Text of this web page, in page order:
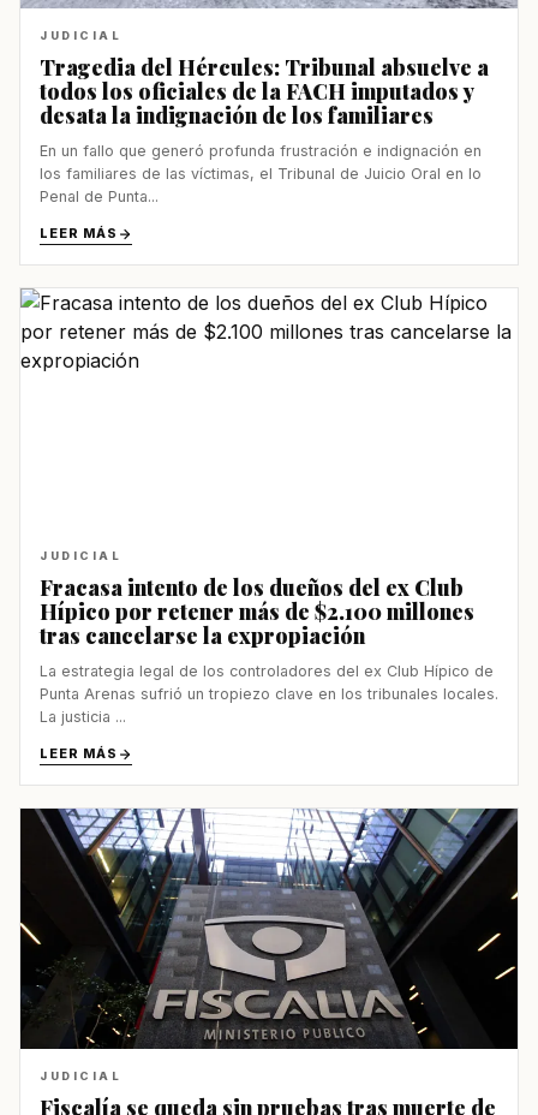
JUDICIAL
Tragedia del Hércules: Tribunal absuelve a
todos los oficiales de la FACH imputados y
desata la indignación de los familiares
En un fallo que generó profunda frustración e indignación en
los familiares de las víctimas, el Tribunal de Juicio Oral en lo
Penal de Punta...
LEER MÁS
JUDICIAL
Fracasa intento de los dueños del ex Club
Hípico por retener más de $2.100 millones
tras cancelarse la expropiación
La estrategia legal de los controladores del ex Club Hípico de
Punta Arenas sufrió un tropiezo clave en los tribunales locales.
La justicia ...
LEER MÁS
JUDICIAL
Fiscalía se queda sin pruebas tras muerte de